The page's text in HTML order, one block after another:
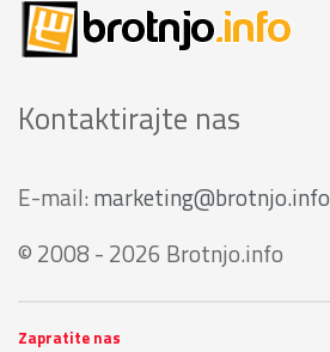
Kontaktirajte nas
E-mail: marketing@brotnjo.info
© 2008 - 2026 Brotnjo.info
Zapratite nas